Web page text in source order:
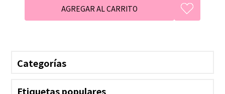
Categorías
Etiquetas populares